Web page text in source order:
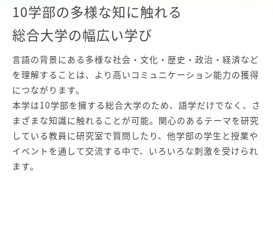
10学部の多様な知に触れる
総合大学の幅広い学び
言語の背景にある多様な社会・文化・歴史・政治・経済など
を理解することは、より高いコミュニケーション能力の獲得
につながります。
本学は10学部を擁する総合大学のため、語学だけでなく、さ
まざまな知識に触れることが可能。関心のあるテーマを研究
している教員に研究室で質問したり、他学部の学生と授業や
イベントを通して交流する中で、いろいろな刺激を受けられ
ます。